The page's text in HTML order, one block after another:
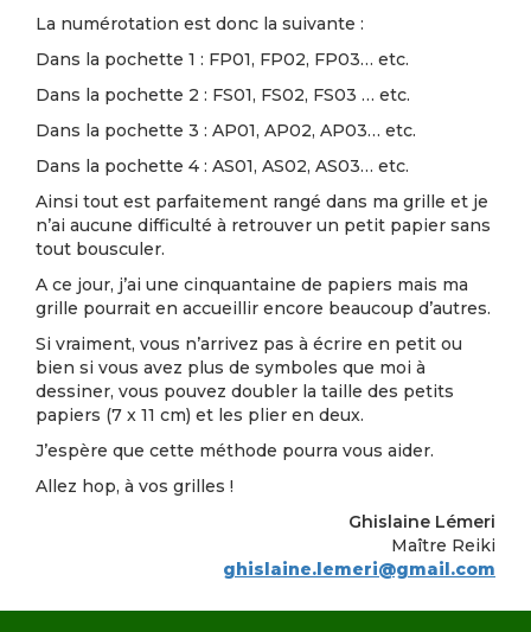
La numérotation est donc la suivante :
Dans la pochette 1 : FP01, FP02, FP03… etc.
Dans la pochette 2 : FS01, FS02, FS03 … etc.
Dans la pochette 3 : AP01, AP02, AP03… etc.
Dans la pochette 4 : AS01, AS02, AS03… etc.
Ainsi tout est parfaitement rangé dans ma grille et je
n’ai aucune difficulté à retrouver un petit papier sans
tout bousculer.
A ce jour, j’ai une cinquantaine de papiers mais ma
grille pourrait en accueillir encore beaucoup d’autres.
Si vraiment, vous n’arrivez pas à écrire en petit ou
bien si vous avez plus de symboles que moi à
dessiner, vous pouvez doubler la taille des petits
papiers (7 x 11 cm) et les plier en deux.
J’espère que cette méthode pourra vous aider.
Allez hop, à vos grilles !
Ghislaine Lémeri
Maître Reiki
ghislaine.lemeri@gmail.com